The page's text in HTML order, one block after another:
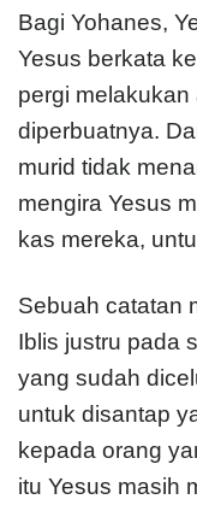
Bagi Yohanes,
Yesus berkata
pergi
diperbuatnya.
murid tidak
mengira Yesus
kas mereka,
Sebuah catatan
Iblis justru pada
yang sudah
untuk disantap
kepada orang
itu Yesus masih